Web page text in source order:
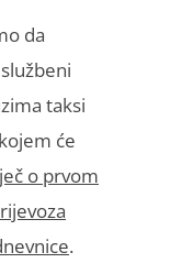
da
taksi
će
o prvom
.